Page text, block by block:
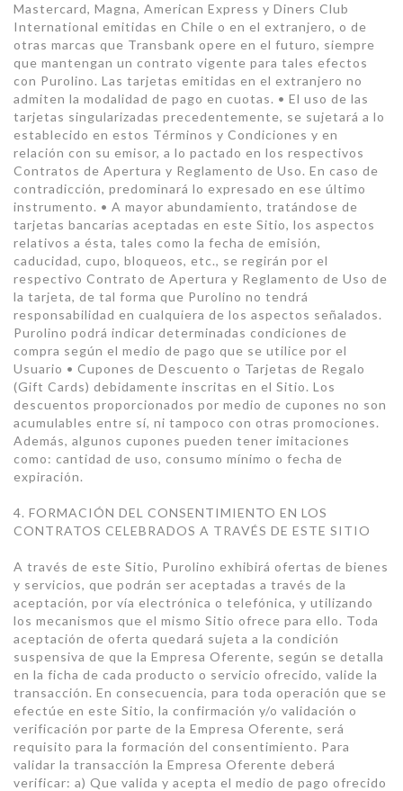
Mastercard, Magna, American Express y Diners Club
International emitidas en Chile o en el extranjero, o de
otras marcas que Transbank opere en el futuro, siempre
que mantengan un contrato vigente para tales efectos
con Purolino. Las tarjetas emitidas en el extranjero no
admiten la modalidad de pago en cuotas. • El uso de las
tarjetas singularizadas precedentemente, se sujetará a lo
establecido en estos Términos y Condiciones y en
relación con su emisor, a lo pactado en los respectivos
Contratos de Apertura y Reglamento de Uso. En caso de
contradicción, predominará lo expresado en ese último
instrumento. • A mayor abundamiento, tratándose de
tarjetas bancarias aceptadas en este Sitio, los aspectos
relativos a ésta, tales como la fecha de emisión,
caducidad, cupo, bloqueos, etc., se regirán por el
respectivo Contrato de Apertura y Reglamento de Uso de
la tarjeta, de tal forma que Purolino no tendrá
responsabilidad en cualquiera de los aspectos señalados.
Purolino podrá indicar determinadas condiciones de
compra según el medio de pago que se utilice por el
Usuario • Cupones de Descuento o Tarjetas de Regalo
(Gift Cards) debidamente inscritas en el Sitio. Los
descuentos proporcionados por medio de cupones no son
acumulables entre sí, ni tampoco con otras promociones.
Además, algunos cupones pueden tener imitaciones
como: cantidad de uso, consumo mínimo o fecha de
expiración.
4. FORMACIÓN DEL CONSENTIMIENTO EN LOS
CONTRATOS CELEBRADOS A TRAVÉS DE ESTE SITIO
A través de este Sitio, Purolino exhibirá ofertas de bienes
y servicios, que podrán ser aceptadas a través de la
aceptación, por vía electrónica o telefónica, y utilizando
los mecanismos que el mismo Sitio ofrece para ello. Toda
aceptación de oferta quedará sujeta a la condición
suspensiva de que la Empresa Oferente, según se detalla
en la ficha de cada producto o servicio ofrecido, valide la
transacción. En consecuencia, para toda operación que se
efectúe en este Sitio, la confirmación y/o validación o
verificación por parte de la Empresa Oferente, será
requisito para la formación del consentimiento. Para
validar la transacción la Empresa Oferente deberá
verificar: a) Que valida y acepta el medio de pago ofrecido